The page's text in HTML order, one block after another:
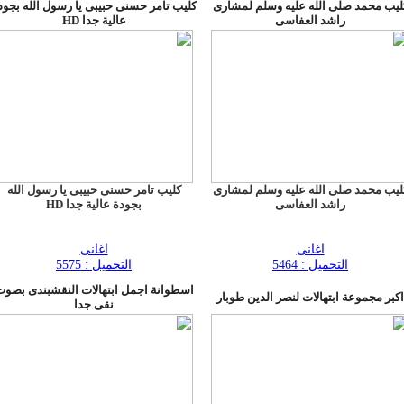
محمد صلى الله عليه وسلم لمشارى
راشد العفاسى
محمد صلى الله عليه وسلم لمشارى
راشد العفاسى
اغانى
التحميل : 5464
كليب تامر حسنى حبيبى يا رسول الله
عالية جدا HD
كليب تامر حسنى حبيبى يا رسول الله
بجودة عالية جدا HD
اغانى
التحميل : 5575
اكبر مجموعة ابتهالات لنصر الدين طوبار
اسطوانة اجمل ابتهالات النقشبندى
نقى جدا